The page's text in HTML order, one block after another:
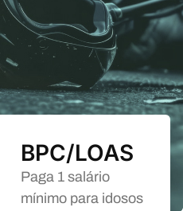
BPC/LOAS
Paga 1 salário
mínimo para idosos